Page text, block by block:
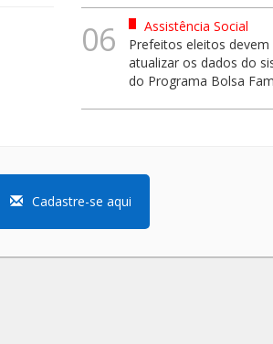
06
Assistência Social
Prefeitos eleitos devem
atualizar os dados do
do Programa Bolsa
Cadastre-se aqui